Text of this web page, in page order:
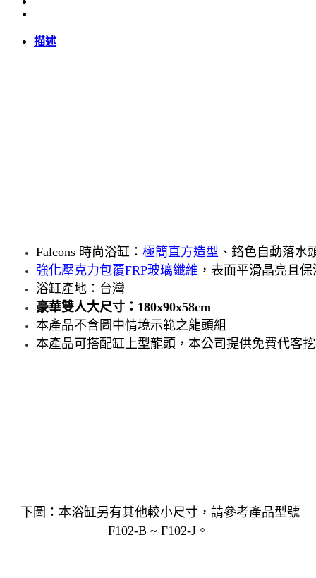
(180cm)
量 描述
Falcons 時尚浴缸： 極簡直方造型 、鉻色自動落水
強化壓克力包覆FRP玻璃纖維 ，表面平滑晶亮且
浴缸產地：台灣
豪華雙人大尺寸：180x90x58cm
本產品不含圖中情境示範之龍頭組
本產品可搭配缸上型龍頭，本公司提供免費代客
下圖：本浴缸另有其他較小尺寸，請參考產品型號
F102-B ~ F102-J。